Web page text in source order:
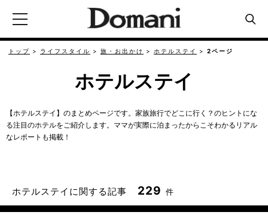
トップ ライフスタイル 旅・お出かけ ホテルステイ 2ページ
ホテルステイ
【ホテルステイ】のまとめページです。家族旅行でどこに行く？のヒントにな
る注目のホテルをご紹介します。ママが実際に泊まったからこそわかるリアル
なレポートも掲載！
ホテルステイに関する記事 229 件